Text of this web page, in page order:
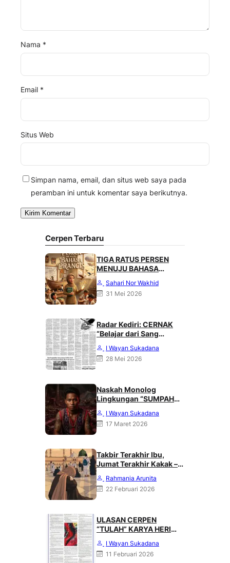
Nama *
Email *
Situs Web
Simpan nama, email, dan situs web saya pada
peramban ini untuk komentar saya berikutnya.
Cerpen Terbaru
TIGA RATUS PERSEN
MENUJU BAHASA
Sahari Nor Wakhid
31 Mei 2026
Radar Kediri: CERNAK
“Belajar dari Sang
Haliling
I Wayan Sukadana
28 Mei 2026
Naskah Monolog
Lingkungan “SUMPAH
Karya Heri Haliling
I Wayan Sukadana
17 Maret 2026
Takbir Terakhir Ibu,
Jumat Terakhir Kakak –
Rahmania Arunita
22 Februari 2026
ULASAN CERPEN
“TULAH” KARYA HERI
MERDEKA, MINGGU 08
FEBRUARI 2026
I Wayan Sukadana
11 Februari 2026